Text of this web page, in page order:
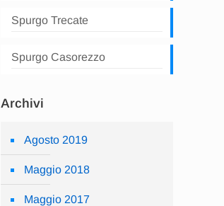
Spurgo Trecate
Spurgo Casorezzo
Archivi
Agosto 2019
Maggio 2018
Maggio 2017